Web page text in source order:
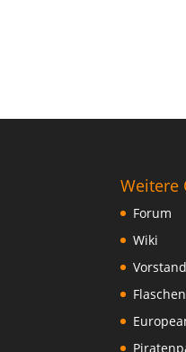
Weitere
Forum
Wiki